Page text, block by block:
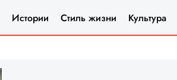
Истории Стиль жизни Культура